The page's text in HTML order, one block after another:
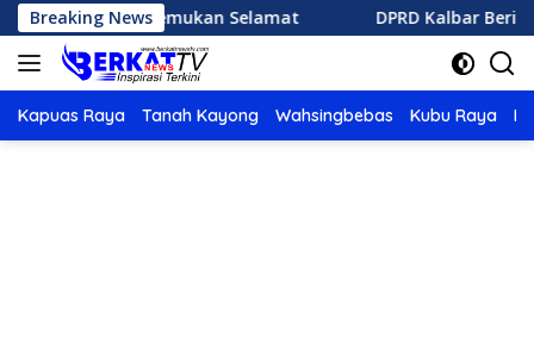
Langsung
ke
konten
Breaking News
Ditemukan Selamat DPRD Kalbar Berikan Catatan
Kapuas Raya Tanah Kayong Wahsingbebas Kubu Raya